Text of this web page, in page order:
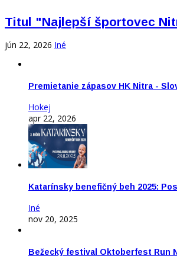
Titul "Najlepší športovec
jún 22, 2026 Iné
Premietanie zápasov HK Nitra -
Hokej
apr 22, 2026
Katarínsky benefičný beh 2025:
Iné
nov 20, 2025
Bežecký festival Oktoberfest Run